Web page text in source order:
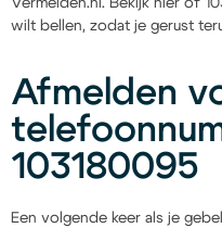
wilt bellen, zodat je gerust
Afmelden
103180095
Een volgende keer als je